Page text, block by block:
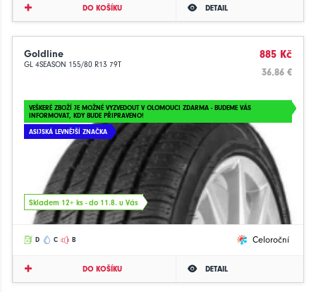
DO KOŠÍKU DETAIL
Goldline
GL 4SEASON 155/80 R13 79T
885 Kč
36.86 €
VEŠKERÉ ZBOŽÍ JE MOŽNÉ VYZVEDOUT V OLOMOUCI ZDARMA - BUDEME VÁS
INFORMOVAT, KDY BUDE PŘIPRAVENO!
ASIJSKÁ LEVNĚJŠÍ ZNAČKA
Skladem 12+ ks - do 11.8. u Vás
D C B Celoroční
DO KOŠÍKU DETAIL